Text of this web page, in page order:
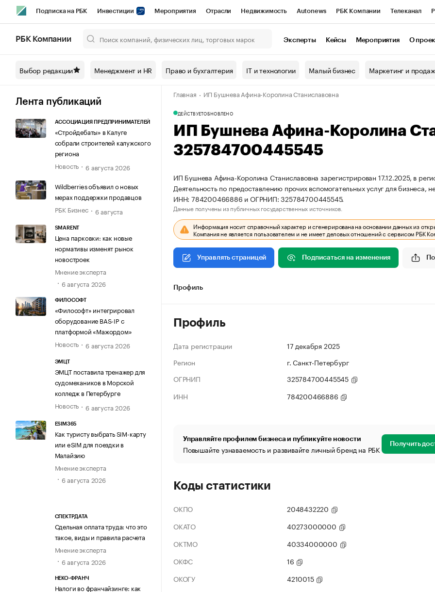
Подписка на РБК Инвестиции Мероприятия Отрасли Недвижимость Autonews РБК Компании Телеканал
Спецпроекты СПб Конференции СПб Спецпроекты Проверка контрагентов
Технологии и медиа Рынок наличной валюты
РБК Компании Эксперты Кейсы Мероприятия О
Выбор редакции Менеджмент и HR Право и бухгалтерия IT и технологии Малый бизнес Маркетинг и
Лента публикаций
АССОЦИАЦИЯ ПРЕДПРИНИМАТЕЛЕЙ
«Стройдебаты» в Калуге
собрали строителей калужского
региона
Новость
6 августа 2026
Wildberries объявил о новых
мерах поддержки продавцов
РБК Бизнес
6 августа
SMARENT
Цена парковки: как новые
нормативы изменят рынок
новостроек
Мнение эксперта
6 августа 2026
ФИЛОСОФТ
«Философт» интегрировал
оборудование BAS-IP с
платформой «Мажордом»
Новость
6 августа 2026
ЭМЦТ
ЭМЦТ поставила тренажер для
судомехаников в Морской
колледж в Петербурге
Новость
6 августа 2026
ESIM365
Как туристу выбрать SIM-карту
или eSIM для поездки в
Малайзию
Мнение эксперта
6 августа 2026
СПЕКТРДАТА
Сдельная оплата труда: что это
такое, виды и правила расчета
Мнение эксперта
6 августа 2026
НЕКО-ФРАНЧ
Налоги во франчайзинге: как
Главная ИП Бушнева Афина-Королина Станиславовна
ДЕЙСТВУЕТОБНОВЛЕНО
ИП Бушнева Афина-Королина
325784700445545
ИП Бушнева Афина-Королина Станиславовна зарегистрирован 17.12.2025, в
Деятельность по предоставлению прочих вспомогательных услуг для бизнеса,
ИНН: 784200466886 и ОГРНИП: 325784700445545.
Данные получены из публичных государственных источников.
Информация носит справочный характер и сгенерирована на основании данных из
Компания не является пользователем и не имеет деловых отношений с сервисом РБК
Управлять страницей Подписаться на изменения
Профиль
Профиль
Дата регистрации
17 декабря 2025
Регион
г. Санкт-Петербург
ОГРНИП
325784700445545
ИНН
784200466886
Управляйте профилем бизнеса и публикуйте новости
Повышайте узнаваемость и развивайте личный бренд на РБК Получить
Коды статистики
ОКПО
2048432220
ОКАТО
40273000000
ОКТМО
40334000000
ОКФС
16
ОКОГУ
4210015